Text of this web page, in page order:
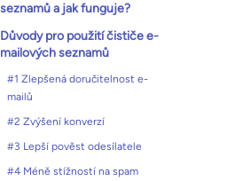
seznamů a jak funguje?
Důvody pro použití čističe e-
mailových seznamů
#1 Zlepšená doručitelnost e-
mailů
#2 Zvýšení konverzí
#3 Lepší pověst odesílatele
#4 Méně stížností na spam